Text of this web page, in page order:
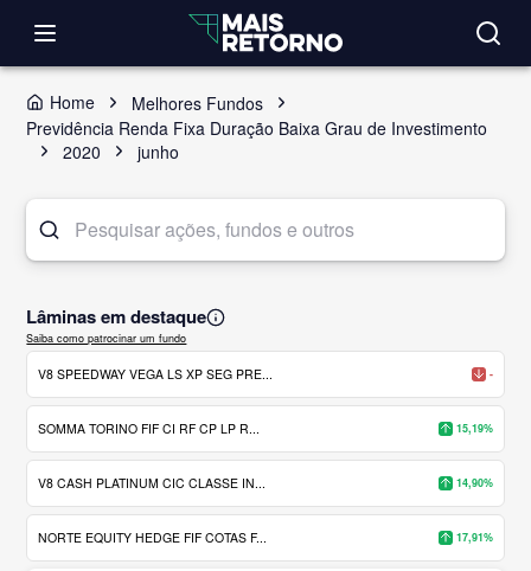
Home
Melhores Fundos
Previdência Renda Fixa Duração Baixa Grau de Investimento
2020
junho
Lâminas em destaque
Saiba como patrocinar um fundo
V8 SPEEDWAY VEGA LS XP SEG PRE... -
SOMMA TORINO FIF CI RF CP LP R... 15,19%
V8 CASH PLATINUM CIC CLASSE IN... 14,90%
NORTE EQUITY HEDGE FIF COTAS F... 17,91%